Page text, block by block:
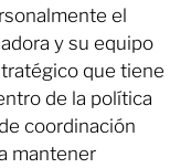
el
y su equipo
que tiene
de la política
coordinación
mantener